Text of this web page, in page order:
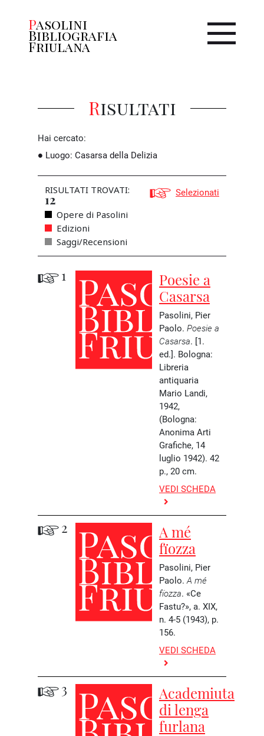
Pasolini
Bibliografia
Friulana
Risultati
Hai cercato:
Luogo: Casarsa della Delizia
RISULTATI TROVATI:
12
Opere di Pasolini
Edizioni
Saggi/Recensioni
Selezionati
1
Poesie a
Casarsa
Pasolini, Pier
Paolo. Poesie a
Casarsa. [1.
ed.]. Bologna:
Libreria
antiquaria
Mario Landi,
1942,
(Bologna:
Anonima Arti
Grafiche, 14
luglio 1942). 42
p., 20 cm.
VEDI SCHEDA
2
A mé
fïozza
Pasolini, Pier
Paolo.A mé
fïozza. «Ce
Fastu?», a. XIX,
n. 4-5 (1943), p.
156.
VEDI SCHEDA
3
Academiuta
di lenga
furlana